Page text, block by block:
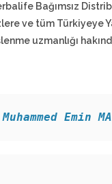
Bağımsız
ve tüm Türkiyeye
uzmanlığı
Muhammed Emin